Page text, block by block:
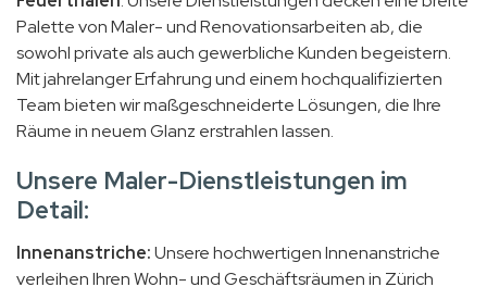
Palette von Maler- und Renovationsarbeiten ab, die
sowohl private als auch gewerbliche Kunden begeistern.
Mit jahrelanger Erfahrung und einem hochqualifizierten
Team bieten wir maßgeschneiderte Lösungen, die Ihre
Räume in neuem Glanz erstrahlen lassen.
Unsere Maler-Dienstleistungen im
Detail:
Innenanstriche:Unsere hochwertigen Innenanstriche
verleihen Ihren Wohn- und Geschäftsräumen in Zürich